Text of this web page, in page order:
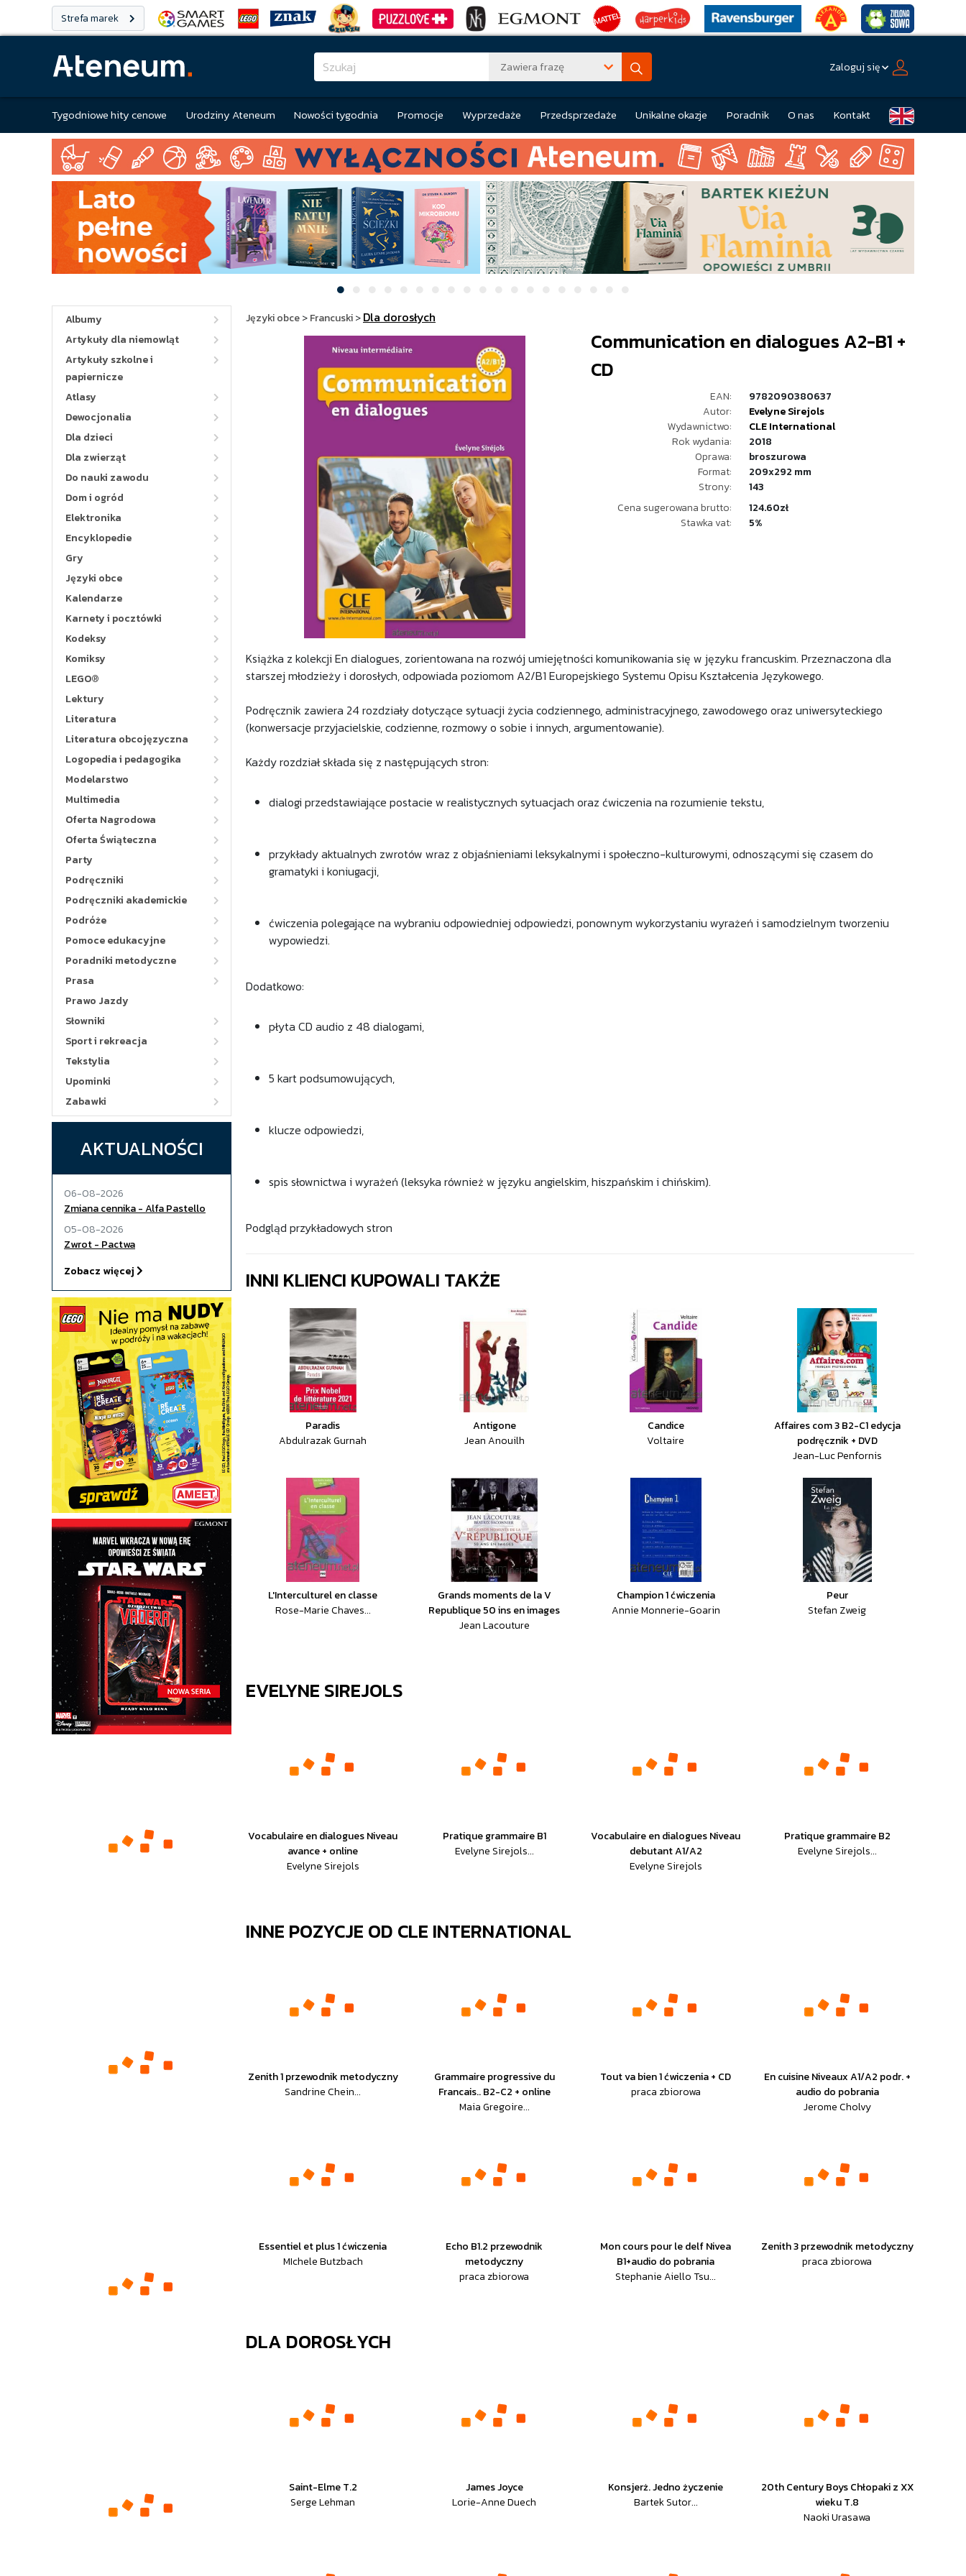
Strefa marek
Zawiera frazę Zaloguj się
Tygodniowe hity cenowe Urodziny Ateneum Nowości tygodnia Promocje Wyprzedaże Przedsprzedaże Unikalne okazje Poradnik O nas Kontakt
Albumy
Artykuły dla niemowląt
Artykuły szkolne i
papiernicze
Atlasy
Dewocjonalia
Dla dzieci
Dla zwierząt
Do nauki zawodu
Dom i ogród
Elektronika
Encyklopedie
Gry
Języki obce
Kalendarze
Karnety i pocztówki
Kodeksy
Komiksy
LEGO®
Lektury
Literatura
Literatura obcojęzyczna
Logopedia i pedagogika
Modelarstwo
Multimedia
Oferta Nagrodowa
Oferta Świąteczna
Party
Podręczniki
Podręczniki akademickie
Podróże
Pomoce edukacyjne
Poradniki metodyczne
Prasa
Prawo Jazdy
Słowniki
Sport i rekreacja
Tekstylia
Upominki
Zabawki
AKTUALNOŚCI
06-08-2026
Zmiana cennika - Alfa Pastello
05-08-2026
Zwrot - Pactwa
Zobacz więcej
Języki obce>Francuski>Dla dorosłych
Communication en dialogues A2-B1 +
CD
EAN:
9782090380637
Autor:
Evelyne Sirejols
Wydawnictwo:
CLE International
Rok wydania:
2018
Oprawa:
broszurowa
Format:
209x292 mm
Strony:
143
Cena sugerowana brutto:
124.60zł
Stawka vat:
5%
Książka z kolekcji En dialogues, zorientowana na rozwój umiejętności komunikowania się w języku francuskim. Przeznaczona dla
starszej młodzieży i dorosłych, odpowiada poziomom A2/B1 Europejskiego Systemu Opisu Kształcenia Językowego.
Podręcznik zawiera 24 rozdziały dotyczące sytuacji życia codziennego, administracyjnego, zawodowego oraz uniwersyteckiego
(konwersacje przyjacielskie, codzienne, rozmowy o sobie i innych, argumentowanie).
Każdy rozdział składa się z następujących stron:
dialogi przedstawiające postacie w realistycznych sytuacjach oraz ćwiczenia na rozumienie tekstu,
przykłady aktualnych zwrotów wraz z objaśnieniami leksykalnymi i społeczno-kulturowymi, odnoszącymi się czasem do
gramatyki i koniugacji,
ćwiczenia polegające na wybraniu odpowiedniej odpowiedzi, ponownym wykorzystaniu wyrażeń i samodzielnym tworzeniu
wypowiedzi.
Dodatkowo:
płyta CD audio z 48 dialogami,
5 kart podsumowujących,
klucze odpowiedzi,
spis słownictwa i wyrażeń (leksyka również w języku angielskim, hiszpańskim i chińskim).
Podgląd przykładowych stron
INNI KLIENCI KUPOWALI TAKŻE
Paradis
Abdulrazak Gurnah
Antigone
Jean Anouilh
Candice
Voltaire
Affaires com 3 B2-C1 edycja
podręcznik + DVD
Jean-Luc Penfornis
L'Interculturel en classe
Rose-Marie Chaves...
Grands moments de la V
Republique 50 ins en images
Jean Lacouture
Champion 1 ćwiczenia
Annie Monnerie-Goarin
Peur
Stefan Zweig
EVELYNE SIREJOLS
Vocabulaire en dialogues Niveau
avance + online
Evelyne Sirejols
Pratique grammaire B1
Evelyne Sirejols...
Vocabulaire en dialogues Niveau
debutant A1/A2
Evelyne Sirejols
Pratique grammaire B2
Evelyne Sirejols...
INNE POZYCJE OD CLE INTERNATIONAL
Zenith 1 przewodnik metodyczny
Sandrine Chein...
Grammaire progressive du
Francais.. B2-C2 + online
Maia Gregoire...
Tout va bien 1 ćwiczenia + CD
praca zbiorowa
En cuisine Niveaux A1/A2 podr. +
audio do pobrania
Jerome Cholvy
Essentiel et plus 1 ćwiczenia
MIchele Butzbach
Echo B1.2 przewodnik
metodyczny
praca zbiorowa
Mon cours pour le delf Nivea
B1+audio do pobrania
Stephanie Aiello Tsu...
Zenith 3 przewodnik metodyczny
praca zbiorowa
DLA DOROSŁYCH
Saint-Elme T.2
Serge Lehman
James Joyce
Lorie-Anne Duech
Konsjerż. Jedno życzenie
Bartek Sutor...
20th Century Boys Chłopaki z XX
wieku T.8
Naoki Urasawa